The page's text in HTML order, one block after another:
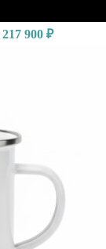
217 900 ₽